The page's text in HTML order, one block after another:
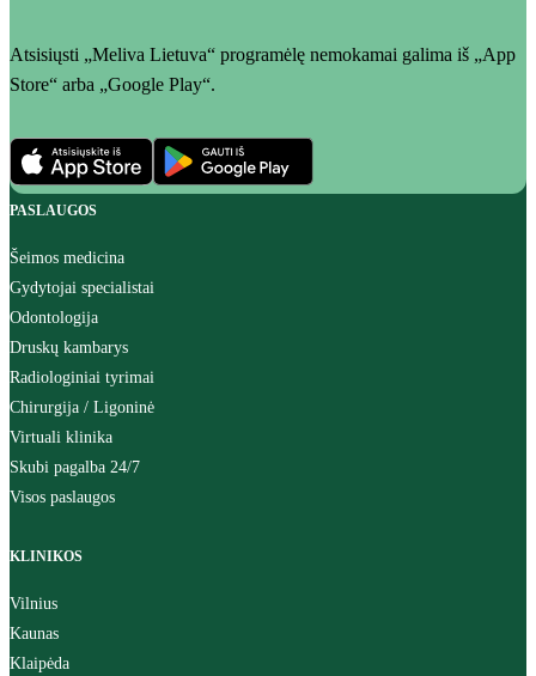
Atsisiųsti „Meliva Lietuva“ programėlę nemokamai galima iš „App
Store“ arba „Google Play“.
PASLAUGOS
Šeimos medicina
Gydytojai specialistai
Odontologija
Druskų kambarys
Radiologiniai tyrimai
Chirurgija / Ligoninė
Virtuali klinika
Skubi pagalba 24/7
Visos paslaugos
KLINIKOS
Vilnius
Kaunas
Klaipėda